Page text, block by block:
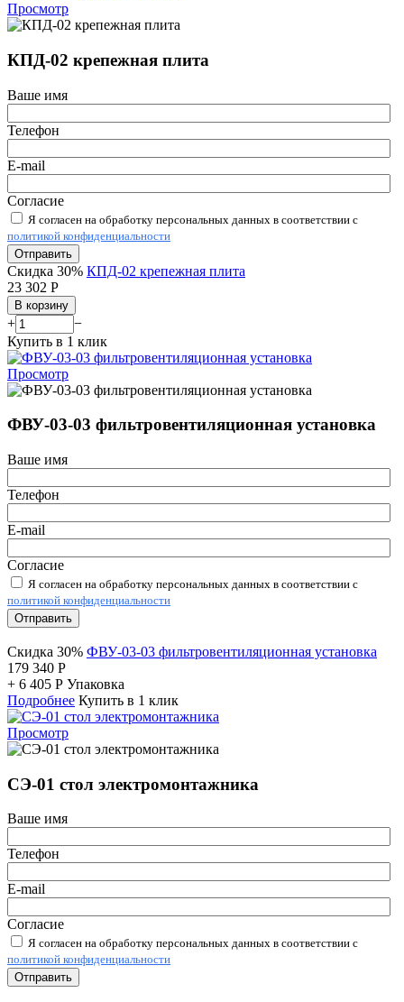
Просмотр
КПД-02 крепежная плита
Ваше имя
Телефон
E-mail
Согласие
Я согласен на обработку персональных данных в соответствии с
политикой конфиденциальности
Отправить
Скидка 30% КПД-02 крепежная плита
23 302 Р
В корзину
+
−
Купить в 1 клик
Просмотр
ФВУ-03-03 фильтровентиляционная установка
Ваше имя
Телефон
E-mail
Согласие
Я согласен на обработку персональных данных в соответствии с
политикой конфиденциальности
Отправить
Скидка 30% ФВУ-03-03 фильтровентиляционная установка
179 340 Р
+ 6 405 Р Упаковка
Подробнее Купить в 1 клик
Просмотр
СЭ-01 стол электромонтажника
Ваше имя
Телефон
E-mail
Согласие
Я согласен на обработку персональных данных в соответствии с
политикой конфиденциальности
Отправить